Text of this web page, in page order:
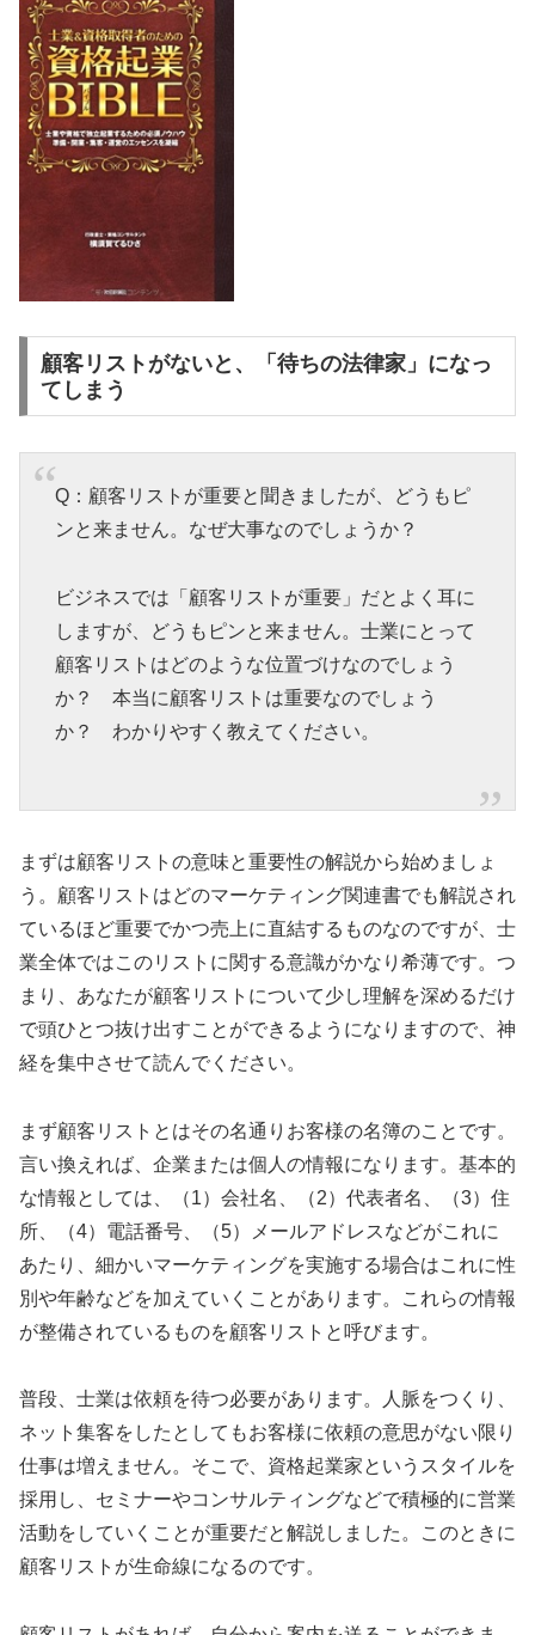
顧客リストがないと、「待ちの法律家」になっ
てしまう
Q：顧客リストが重要と聞きましたが、どうもピ
ンと来ません。なぜ大事なのでしょうか？
ビジネスでは「顧客リストが重要」だとよく耳に
しますが、どうもピンと来ません。士業にとって
顧客リストはどのような位置づけなのでしょう
か？ 本当に顧客リストは重要なのでしょう
か？ わかりやすく教えてください。
まずは顧客リストの意味と重要性の解説から始めましょ
う。顧客リストはどのマーケティング関連書でも解説され
ているほど重要でかつ売上に直結するものなのですが、士
業全体ではこのリストに関する意識がかなり希薄です。つ
まり、あなたが顧客リストについて少し理解を深めるだけ
で頭ひとつ抜け出すことができるようになりますので、神
経を集中させて読んでください。
まず顧客リストとはその名通りお客様の名簿のことです。
言い換えれば、企業または個人の情報になります。基本的
な情報としては、（1）会社名、（2）代表者名、（3）住
所、（4）電話番号、（5）メールアドレスなどがこれに
あたり、細かいマーケティングを実施する場合はこれに性
別や年齢などを加えていくことがあります。これらの情報
が整備されているものを顧客リストと呼びます。
普段、士業は依頼を待つ必要があります。人脈をつくり、
ネット集客をしたとしてもお客様に依頼の意思がない限り
仕事は増えません。そこで、資格起業家というスタイルを
採用し、セミナーやコンサルティングなどで積極的に営業
活動をしていくことが重要だと解説しました。このときに
顧客リストが生命線になるのです。